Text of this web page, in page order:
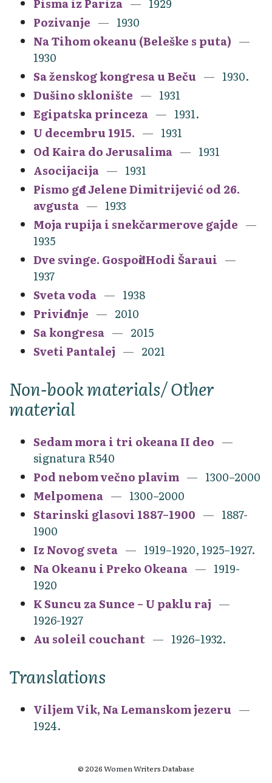
Pozivanje
1930
Na Tihom okeanu (Beleške s puta)
1930
Sa ženskog kongresa u Beču
1930.
Dušino sklonište
1931
Egipatska princeza
1931.
U decembru 1915.
1931
Od Kaira do Jerusalima
1931
Asocijacija
1931
Pismo gđe Jelene Dimitrijević od 26.
avgusta
1933
Moja rupija i snekčarmerove gajde
1935
Dve svinge. Gospođi Hodi Šaraui
1937
Sveta voda
1938
Priviđenje
2010
Sa kongresa
2015
Sveti Pantalej
2021
Non-book materials/ Other
material
Sedam mora i tri okeana II deo
signatura R540
Pod nebom večno plavim
1300–2000
Melpomena
1300–2000
Starinski glasovi 1887–1900
1887-
1900
Iz Novog sveta
1919–1920, 1925–1927.
Na Okeanu i Preko Okeana
1919-
1920
K Suncu za Sunce – U paklu raj
1926-1927
Au soleil couchant
1926–1932.
Translations
Viljem Vik, Na Lemanskom jezeru
1924.
© 2026 Women Writers Database